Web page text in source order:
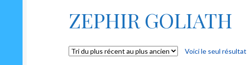
ZEPHIR GOLIATH
Voici le seul résultat